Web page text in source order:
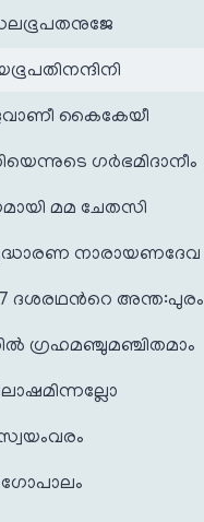
കൈകേയീ
ഗർഭമിദാനീം
മമ ചേതസി
നാരായണദേവ
7 ദശരഥന്‍റെ അന്ത:പുരം
ഗ്രഹമഞ്ചുമഞ്ചിതമാം